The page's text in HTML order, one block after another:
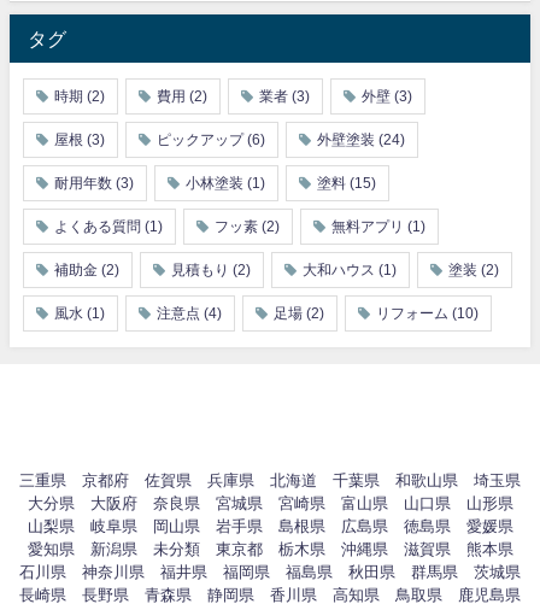
タグ
時期 (2) 費用 (2) 業者 (3) 外壁 (3)
屋根 (3) ピックアップ (6) 外壁塗装 (24)
耐用年数 (3) 小林塗装 (1) 塗料 (15)
よくある質問 (1) フッ素 (2) 無料アプリ (1)
補助金 (2) 見積もり (2) 大和ハウス (1) 塗装 (2)
風水 (1) 注意点 (4) 足場 (2) リフォーム (10)
三重県 京都府 佐賀県 兵庫県 北海道 千葉県 和歌山県
埼玉県
大分県
大阪府 奈良県 宮城県 宮崎県 富山県 山口県
山形県
山梨県
岐阜県 岡山県 岩手県 島根県 広島県 徳島県
愛媛県
愛知県
新潟県 未分類 東京都 栃木県 沖縄県 滋賀県
熊本県
石川県
神奈川県 福井県 福岡県 福島県 秋田県 群馬県
茨城県
長崎県
長野県 青森県 静岡県 香川県 高知県 鳥取県 鹿児島県